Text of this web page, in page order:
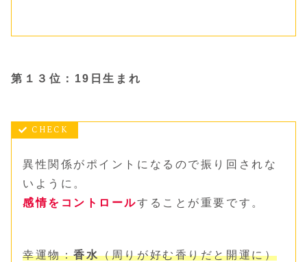
第１３位：19日生まれ
異性関係がポイントになるので振り回されな
いように。
感情をコントロールすることが重要です。
幸運物：香水（周りが好む香りだと開運に）